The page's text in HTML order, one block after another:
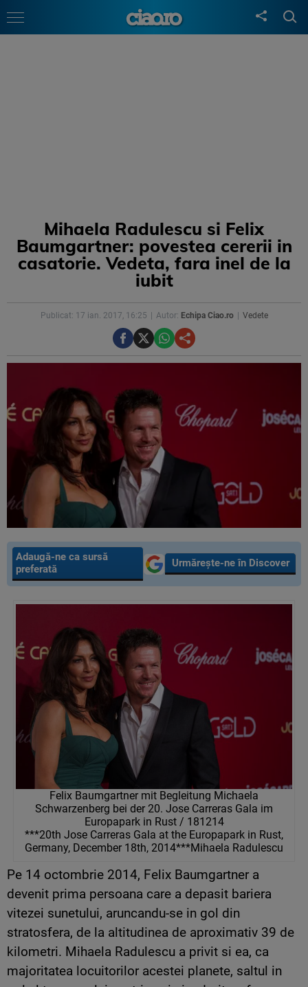
Mihaela Radulescu si Felix
Baumgartner: povestea cererii in
casatorie. Vedeta, fara inel de la
iubit
Publicat: 17 ian. 2017, 16:25 Autor: Echipa Ciao.ro Vedete
Adaugă-ne ca sursă
preferată
Urmărește-ne în Discover
Felix Baumgartner mit Begleitung Michaela
Schwarzenberg bei der 20. Jose Carreras Gala im
Europapark in Rust / 181214
***20th Jose Carreras Gala at the Europapark in Rust,
Germany, December 18th, 2014***Mihaela Radulescu
Pe 14 octombrie 2014, Felix Baumgartner a
devenit prima persoana care a depasit bariera
vitezei sunetului, aruncandu-se in gol din
stratosfera, de la altitudinea de aproximativ 39 de
kilometri. Mihaela Radulescu a privit si ea, ca
majoritatea locuitorilor acestei planete, saltul in